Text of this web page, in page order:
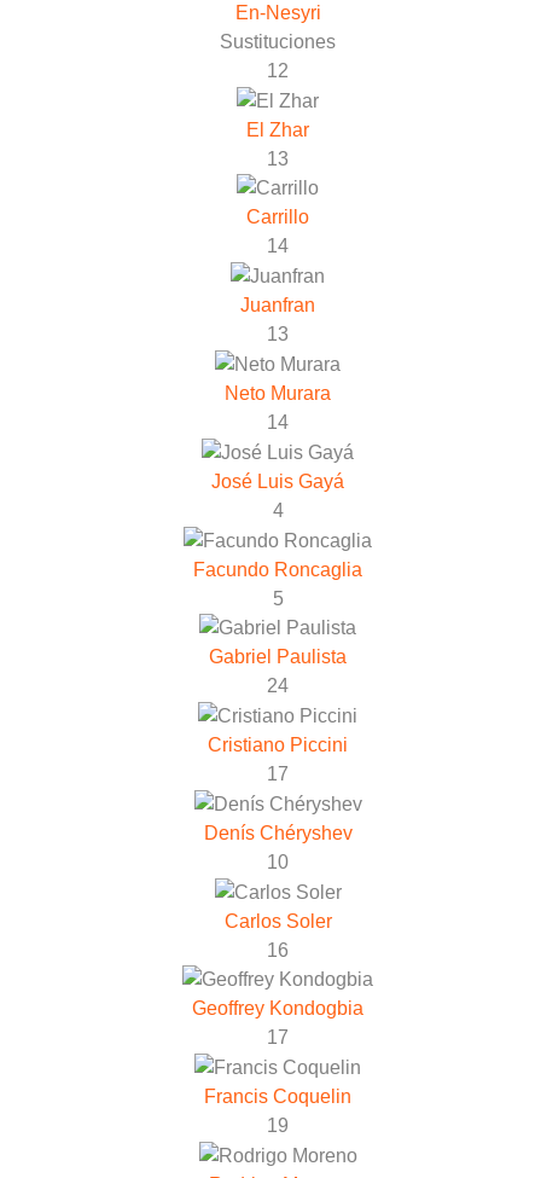
En-Nesyri
Sustituciones
12
El Zhar
13
Carrillo
14
Juanfran
13
Neto Murara
14
José Luis Gayá
4
Facundo Roncaglia
5
Gabriel Paulista
24
Cristiano Piccini
17
Denís Chéryshev
10
Carlos Soler
16
Geoffrey Kondogbia
17
Francis Coquelin
19